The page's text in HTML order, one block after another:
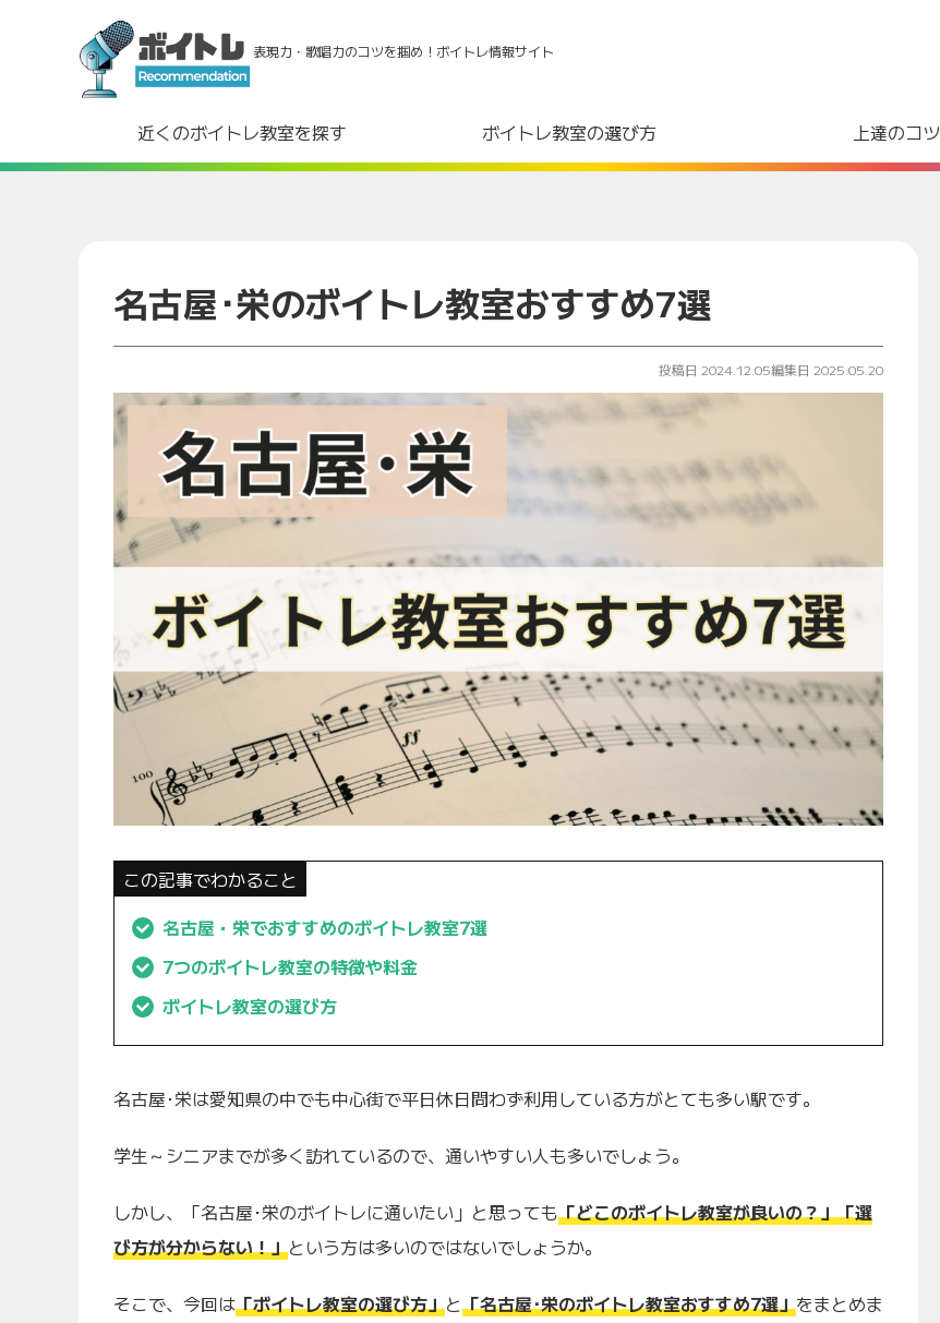
表現力・歌唱力のコツを掴め！ボイトレ情報サイト
近くのボイトレ教室を探す ボイトレ教室の選び方 上達のコツ
名古屋･栄のボイトレ教室おすすめ7選
投稿日 2024.12.05編集日 2025.05.20
この記事でわかること
名古屋・栄でおすすめのボイトレ教室7選
7つのボイトレ教室の特徴や料金
ボイトレ教室の選び方
名古屋･栄は愛知県の中でも中心街で平日休日問わず利用している方がとても多い駅です。
学生～シニアまでが多く訪れているので、通いやすい人も多いでしょう。
しかし、「名古屋･栄のボイトレに通いたい」と思っても「どこのボイトレ教室が良いの？」「選
び方が分からない！」という方は多いのではないでしょうか。
そこで、今回は「ボイトレ教室の選び方」と「名古屋･栄のボイトレ教室おすすめ7選」をまとめま